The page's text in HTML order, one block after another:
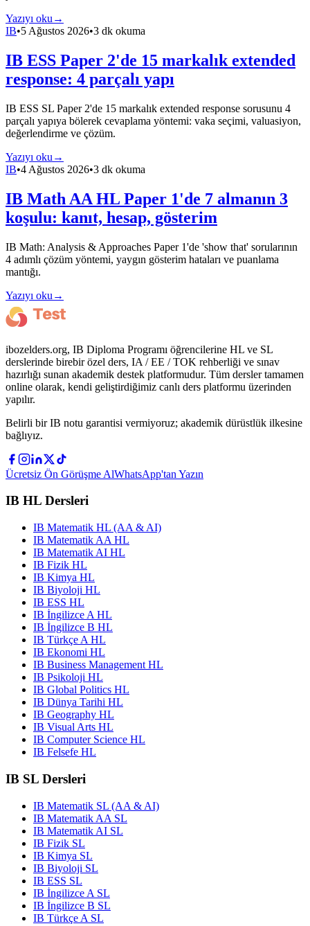
Yazıyı oku →
IB•5 Ağustos 2026•3 dk okuma
IB ESS Paper 2'de 15 markalık extended
response: 4 parçalı yapı
IB ESS SL Paper 2'de 15 markalık extended response sorusunu 4
parçalı yapıya bölerek cevaplama yöntemi: vaka seçimi, valuasiyon,
değerlendirme ve çözüm.
Yazıyı oku →
IB•4 Ağustos 2026•3 dk okuma
IB Math AA HL Paper 1'de 7 almanın 3
koşulu: kanıt, hesap, gösterim
IB Math: Analysis & Approaches Paper 1'de 'show that' sorularının
4 adımlı çözüm yöntemi, yaygın gösterim hataları ve puanlama
mantığı.
Yazıyı oku →
ibozelders.org, IB Diploma Programı öğrencilerine HL ve SL
derslerinde birebir özel ders, IA / EE / TOK rehberliği ve sınav
hazırlığı sunan akademik destek platformudur. Tüm dersler tamamen
online olarak, kendi geliştirdiğimiz canlı ders platformu üzerinden
yapılır.
Belirli bir IB notu garantisi vermiyoruz; akademik dürüstlük ilkesine
bağlıyız.
Ücretsiz Ön Görüşme AlWhatsApp'tan Yazın
IB HL Dersleri
IB Matematik HL (AA & AI)
IB Matematik AA HL
IB Matematik AI HL
IB Fizik HL
IB Kimya HL
IB Biyoloji HL
IB ESS HL
IB İngilizce A HL
IB İngilizce B HL
IB Türkçe A HL
IB Ekonomi HL
IB Business Management HL
IB Psikoloji HL
IB Global Politics HL
IB Dünya Tarihi HL
IB Geography HL
IB Visual Arts HL
IB Computer Science HL
IB Felsefe HL
IB SL Dersleri
IB Matematik SL (AA & AI)
IB Matematik AA SL
IB Matematik AI SL
IB Fizik SL
IB Kimya SL
IB Biyoloji SL
IB ESS SL
IB İngilizce A SL
IB İngilizce B SL
IB Türkçe A SL